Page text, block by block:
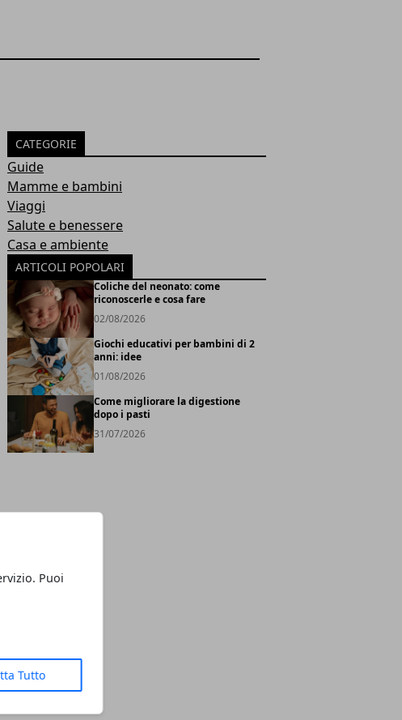
Puoi
Tutto
CATEGORIE
Guide
Mamme e bambini
Viaggi
Salute e benessere
Casa e ambiente
ARTICOLI POPOLARI
Coliche del neonato: come
riconoscerle e cosa fare
02/08/2026
Giochi educativi per bambini di 2
anni: idee
01/08/2026
Come migliorare la digestione
dopo i pasti
31/07/2026